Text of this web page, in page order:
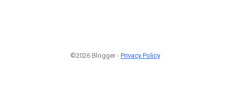
©2026 Blogger - Privacy Policy